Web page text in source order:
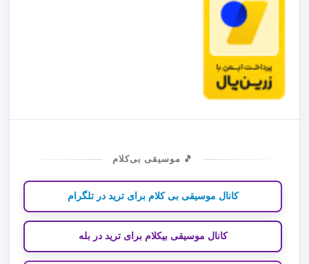
🎵 موسیقی بی‌کلام
کانال موسیقی بی کلام برای ترید در تلگرام
کانال موسیقی بیکلام برای ترید در بله